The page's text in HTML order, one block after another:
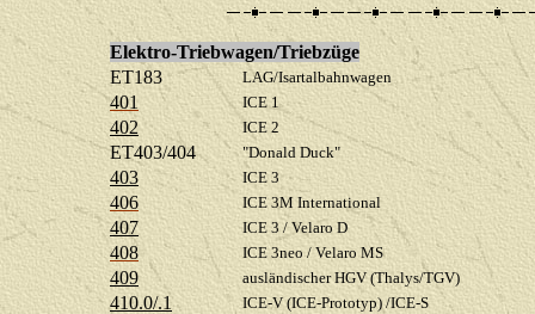
Elektro-Triebwagen/Triebzüge
ET183
LAG/Isartalbahnwagen
401 ICE 1
402 ICE 2
ET403/404 "Donald Duck"
403 ICE 3
406 ICE 3M International
407 ICE 3 / Velaro D
408 ICE 3neo / Velaro MS
409 ausländischer HGV (Thalys/TGV)
410.0/.1 ICE-V (ICE-Prototyp) /ICE-S